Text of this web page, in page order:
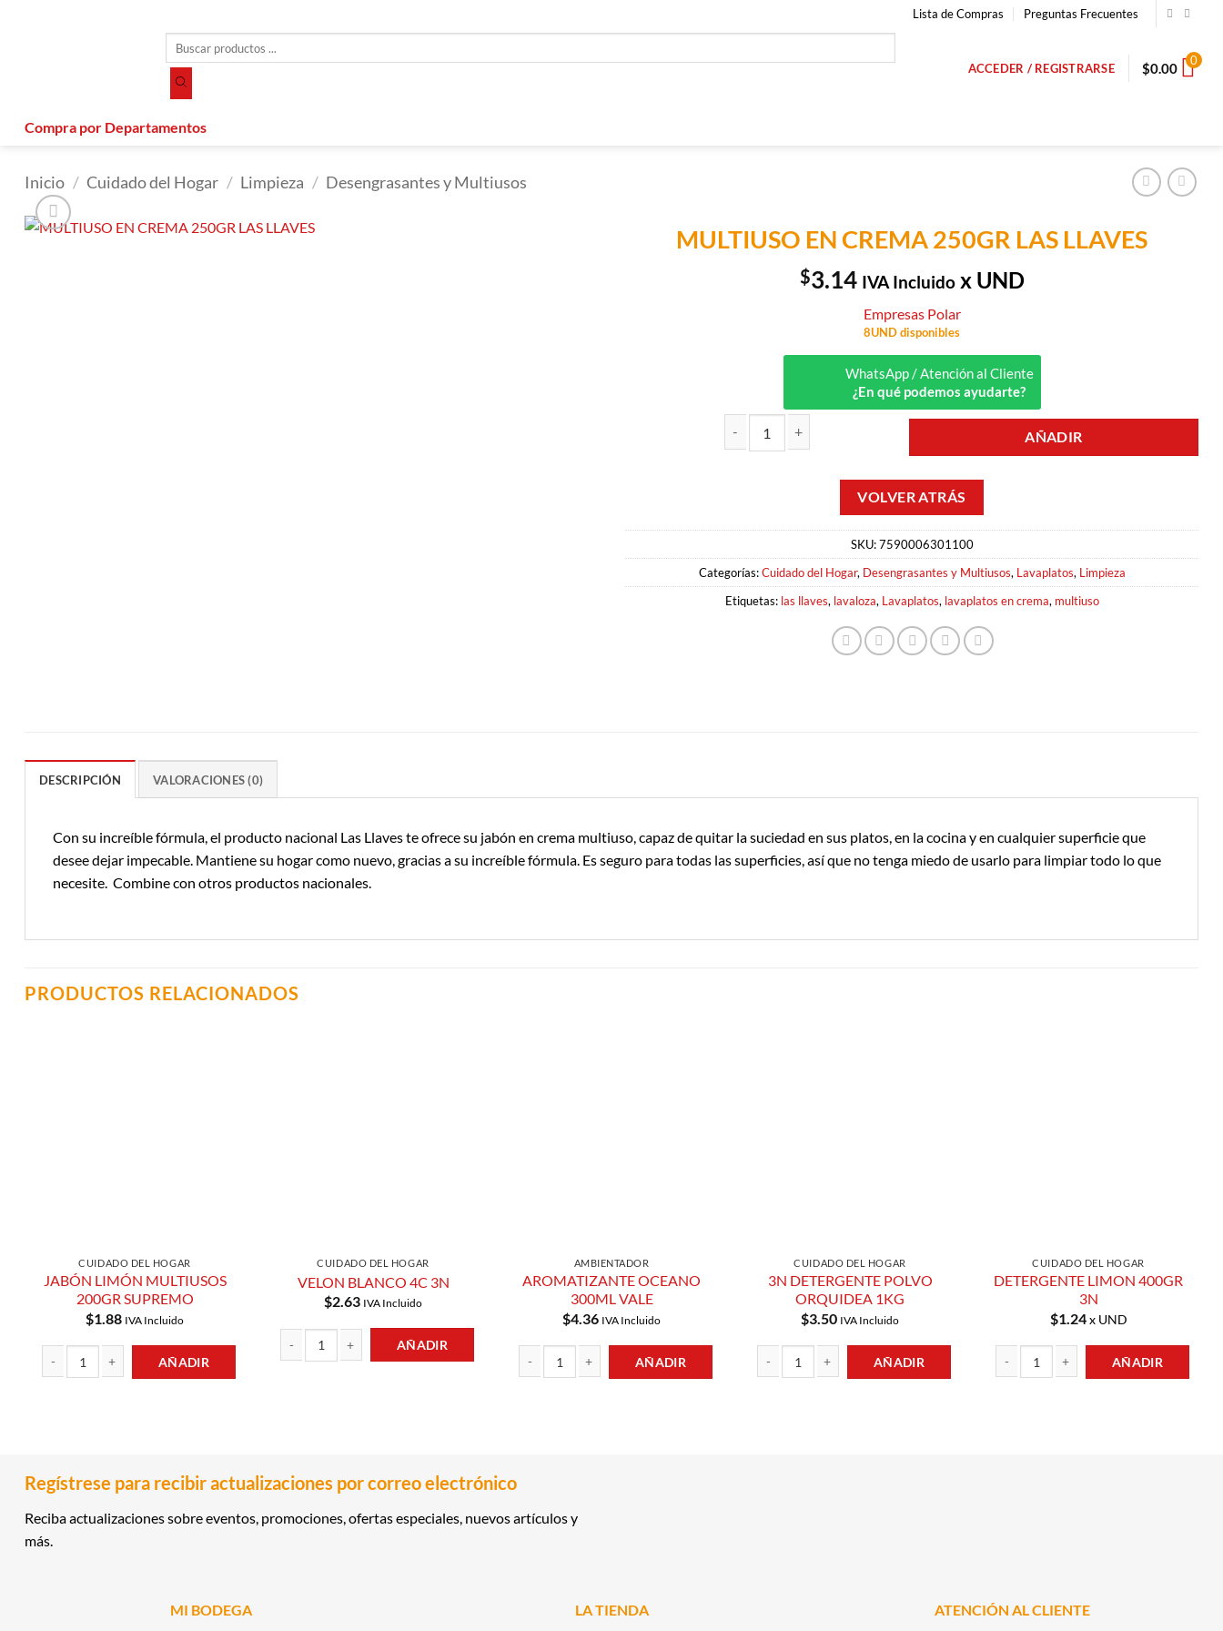
Lista de Compras Preguntas Frecuentes
productos
ACCEDER / REGISTRARSE $0.00 0
Compra por Departamentos
Inicio / Cuidado del Hogar / Limpieza / Desengrasantes y Multiusos
MULTIUSO EN CREMA 250GR LAS LLAVES
$3.14 IVA Incluidox UND
Empresas Polar
8UND disponibles
WhatsApp / Atención al Cliente
¿En qué podemos ayudarte?
MULTIUSO EN CREMA 250GR LAS LLAVES cantidad
AÑADIR
SKU:7590006301100
Categorías:Cuidado del Hogar, Desengrasantes y Multiusos, Lavaplatos, Limpieza
Etiquetas: las llaves, lavaloza, Lavaplatos, lavaplatos en crema, multiuso
DESCRIPCIÓN VALORACIONES (0)
Con su increíble fórmula, el producto nacional Las Llaves te ofrece su jabón en crema multiuso, capaz de quitar la suciedad en sus platos, en la cocina y en cualquier superficie que
desee dejar impecable. Mantiene su hogar como nuevo, gracias a su increíble fórmula. Es seguro para todas las superficies, así que no tenga miedo de usarlo para limpiar todo lo que
necesite. Combine con otros productos nacionales.
PRODUCTOS RELACIONADOS
CUIDADO DEL HOGAR
JABÓN LIMÓN MULTIUSOS
200GR SUPREMO
$1.88 IVA Incluido
AÑADIR
CUIDADO DEL HOGAR
VELON BLANCO 4C 3N
$2.63 IVA Incluido
AÑADIR
AMBIENTADOR
AROMATIZANTE OCEANO
300ML VALE
$4.36 IVA Incluido
AÑADIR
CUIDADO DEL HOGAR
3N DETERGENTE POLVO
ORQUIDEA 1KG
$3.50 IVA Incluido
AÑADIR
CUIDADO DEL HOGAR
DETERGENTE LIMON 400GR
3N
$1.24x UND
AÑADIR
Regístrese para recibir actualizaciones por correo electrónico
Reciba actualizaciones sobre eventos, promociones, ofertas especiales, nuevos artículos y
más.
MI BODEGA LA TIENDA ATENCIÓN AL CLIENTE